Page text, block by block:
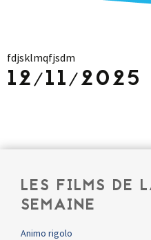
fdjsklmqfjsdm
12/11/2025
LES FILMS DE
SEMAINE
Animo rigolo